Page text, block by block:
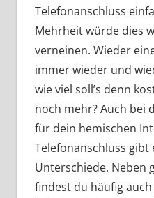
Telefonanschluss
Mehrheit würde dies
verneinen. Wieder
immer wieder und
wie viel soll’s denn
noch mehr? Auch bei
für dein hemischen
Telefonanschluss
Unterschiede. Neben
findest du häufig